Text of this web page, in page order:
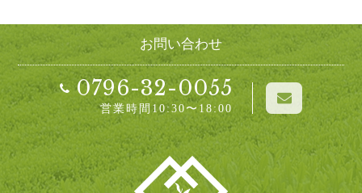
お問い合わせ
0796-32-0055
営業時間10:30〜18:00